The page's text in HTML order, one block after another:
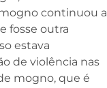
continuou a
fosse outra
estava
de violência nas
mogno, que é